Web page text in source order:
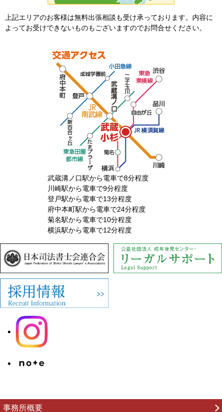
上記エリアのお客様は無料出張相談も受け承っております。内容に
よってお受けできないものもございますのでお問合せください。
武蔵溝ノ口駅から電車で8分程度
川崎駅から電車で9分程度
登戸駅から電車で13分程度
府中本町駅から電車で24分程度
菊名駅から電車で10分程度
横浜駅から電車で12分程度
事務所概要